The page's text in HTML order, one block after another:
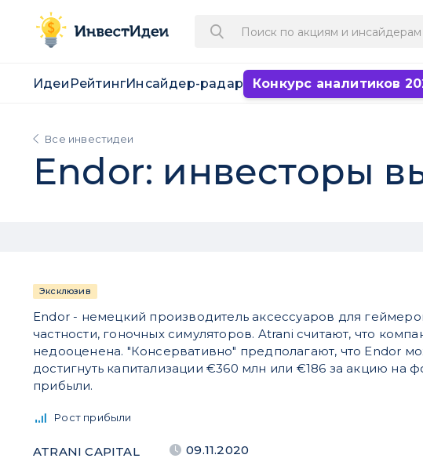
Идеи РейтингИнсайдер-радар Конкурс аналитиков
Все инвестидеи
Endor: инвесторы
Эксклюзив
Endor - немецкий производитель аксессуаров для
частности, гоночных симуляторов. Atrani считают, что
недооценена. "Консервативно" предполагают, что Endor
достигнуть капитализации €360 млн или €186 за акцию на
прибыли.
Рост прибыли
ATRANI CAPITAL 09.11.2020